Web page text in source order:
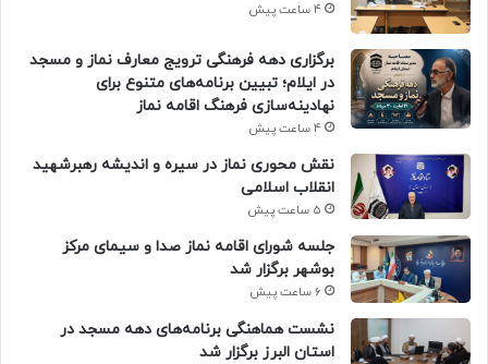
4 ساعت پیش
برگزاری دهه فرهنگی ترویج معارف نماز و مسجد
در ایلام؛ تبیین برنامه‌های متنوع برای
نهادینه‌سازی فرهنگ اقامه نماز
4 ساعت پیش
نقش محوری نماز در سیره و اندیشه رهبرشهید
انقلاب اسلامی
5 ساعت پیش
جلسه شورای اقامه نماز صدا و سیمای مرکز
بوشهر برگزار شد
6 ساعت پیش
نشست هماهنگی برنامه‌های دهه مسجد در
استان البرز برگزار شد